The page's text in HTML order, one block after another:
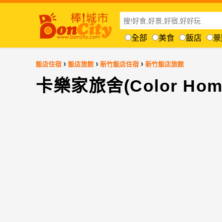
全部 美食 飯店
飯店住宿 › 飯店旅館 › 新竹飯店住宿 › 新竹飯店旅館
卡樂家旅舍(Color